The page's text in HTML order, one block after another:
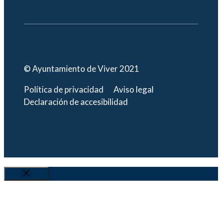
© Ayuntamiento de Viver 2021
Política de privacidad
Aviso legal
Declaración de accesibilidad
Cerrar